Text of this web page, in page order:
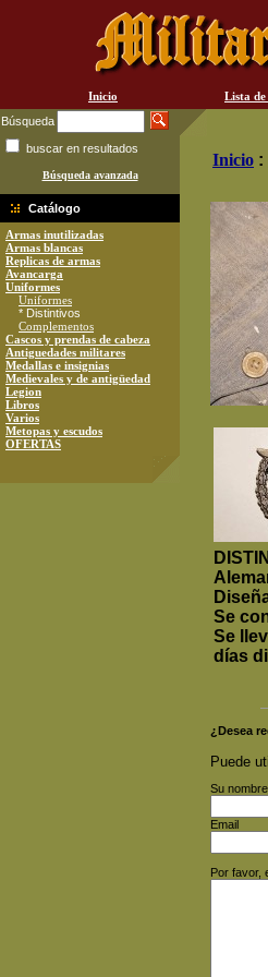
Inicio Lista de
Búsqueda
buscar en resultados
Búsqueda avanzada
Catálogo
Armas inutilizadas
Armas blancas
Replicas de armas
Avancarga
Uniformes
Uniformes
* Distintivos
Complementos
Cascos y prendas de cabeza
Antiguedades militares
Medallas e insignias
Medievales y de antigüedad
Legion
Libros
Varios
Metopas y escudos
OFERTAS
Inicio :
Se
Se
días
¿Desea
Puede
Su
Email
Por favor,